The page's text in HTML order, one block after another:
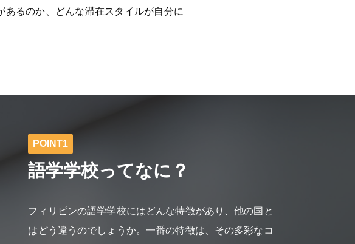
るのか、どんな滞在スタイルが自分に
POINT1
語学学校ってなに？
フィリピンの語学学校にはどんな特徴があり、他の国と
はどう違うのでしょうか。一番の特徴は、その多彩なコ